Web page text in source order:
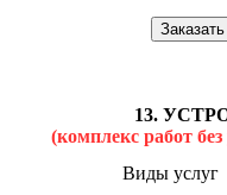
13.
(комплекс работ
Виды услуг